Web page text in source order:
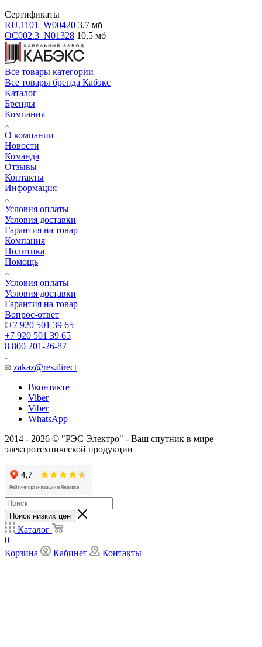
Сертификаты
RU.1101_W00420 3,7 мб
OC002.3_N01328 10,5 мб
Все товары категории
Все товары бренда Кабэкс
Каталог
Бренды
Компания
О компании
Новости
Команда
Отзывы
Контакты
Информация
Условия оплаты
Условия доставки
Гарантия на товар
Компания
Политика
Помощь
Условия оплаты
Условия доставки
Гарантия на товар
Вопрос-ответ
+7 920 501 39 65
+7 920 501 39 65
8 800 201-26-87
zakaz@res.direct
Вконтакте
Viber
Viber
WhatsApp
2014 - 2026 © "РЭС Электро" - Ваш спутник в мире
электротехнической продукции
Поиск низких цен
Каталог
0
Корзина
Кабинет Контакты